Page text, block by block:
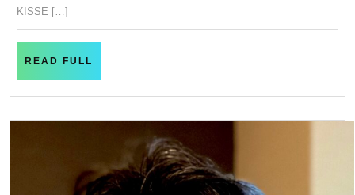
座
荘
月
の
は
KISSE […]
READ FULL